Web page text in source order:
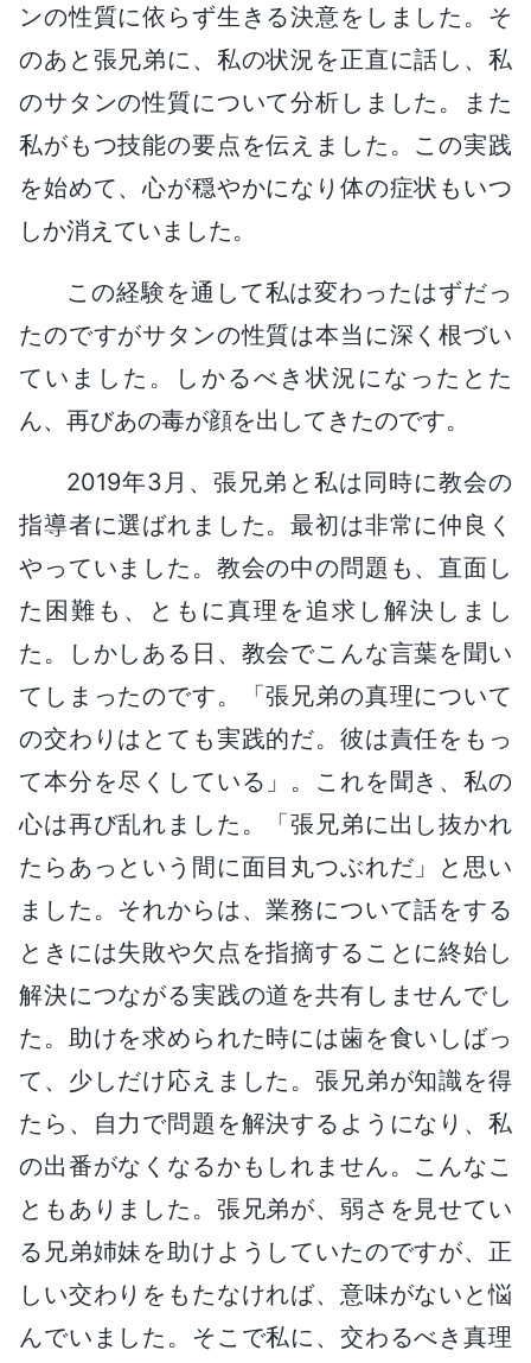
ンの性質に依らず生きる決意をしました。そ
のあと張兄弟に、私の状況を正直に話し、私
のサタンの性質について分析しました。また
私がもつ技能の要点を伝えました。この実践
を始めて、心が穏やかになり体の症状もいつ
しか消えていました。
この経験を通して私は変わったはずだっ
たのですがサタンの性質は本当に深く根づい
ていました。しかるべき状況になったとた
ん、再びあの毒が顔を出してきたのです。
2019年3月、張兄弟と私は同時に教会の
指導者に選ばれました。最初は非常に仲良く
やっていました。教会の中の問題も、直面し
た困難も、ともに真理を追求し解決しまし
た。しかしある日、教会でこんな言葉を聞い
てしまったのです。「張兄弟の真理について
の交わりはとても実践的だ。彼は責任をもっ
て本分を尽くしている」。これを聞き、私の
心は再び乱れました。「張兄弟に出し抜かれ
たらあっという間に面目丸つぶれだ」と思い
ました。それからは、業務について話をする
ときには失敗や欠点を指摘することに終始し
解決につながる実践の道を共有しませんでし
た。助けを求められた時には歯を食いしばっ
て、少しだけ応えました。張兄弟が知識を得
たら、自力で問題を解決するようになり、私
の出番がなくなるかもしれません。こんなこ
ともありました。張兄弟が、弱さを見せてい
る兄弟姉妹を助けようしていたのですが、正
しい交わりをもたなければ、意味がないと悩
んでいました。そこで私に、交わるべき真理